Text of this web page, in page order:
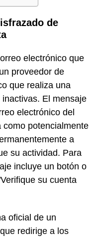
de
electrónico que
proveedor de
que realiza una
El mensaje
electrónico del
potencialmente
a
su actividad. Para
incluye un botón o
su cuenta
oficial de un
redirige a los